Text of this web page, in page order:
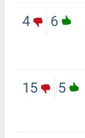
6
4
5
15